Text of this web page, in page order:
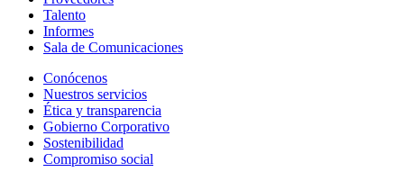
Talento
Informes
Sala de Comunicaciones
Conócenos
Nuestros servicios
Ética y transparencia
Gobierno Corporativo
Sostenibilidad
Compromiso social